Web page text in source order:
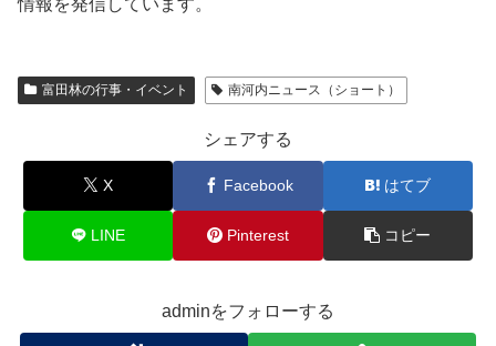
情報を発信しています。
富田林の行事・イベント 南河内ニュース（ショート）
シェアする
X Facebook はてブ
LINE Pinterest コピー
adminをフォローする